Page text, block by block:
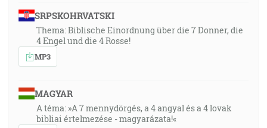
SRPSKOHRVATSKI
Thema: Biblische Einordnung über die 7 Donner, die
4 Engel und die 4 Rosse!
MP3
MAGYAR
A téma: »A 7 mennydörgés, a 4 angyal és a 4 lovak
bibliai értelmezése - magyarázata!«